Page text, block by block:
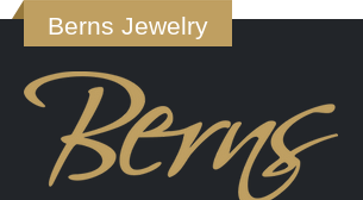
Berns Jewelry